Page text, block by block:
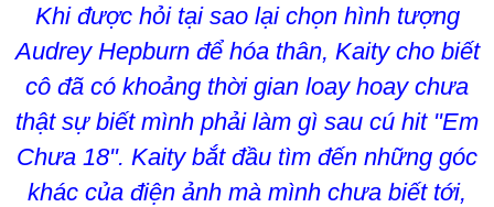
Khi được hỏi tại sao lại chọn hình tượng
Audrey Hepburn để hóa thân, Kaity cho biết
cô đã có khoảng thời gian loay hoay chưa
thật sự biết mình phải làm gì sau cú hit "Em
Chưa 18". Kaity bắt đầu tìm đến những góc
khác của điện ảnh mà mình chưa biết tới,